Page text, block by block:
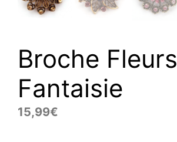
Broche Fleurs
Fantaisie
15,99€